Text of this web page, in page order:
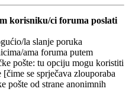
korisniku/ci foruma poslati
la slanje poruka
ama foruma putem
pošte: tu opciju mogu koristiti
se sprječava zlouporaba
pošte od strane anonimnih